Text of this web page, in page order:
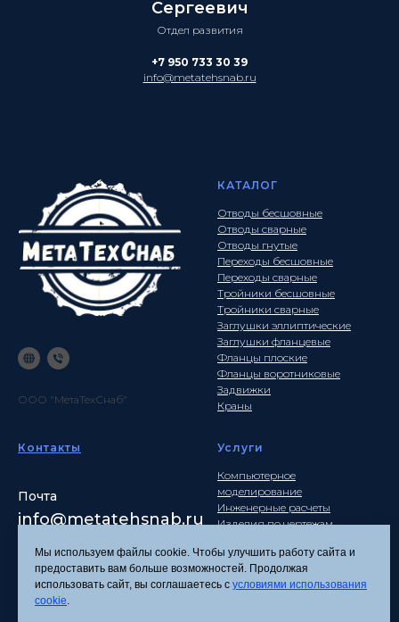
Сергеевич
Отдел развития
+7 950 733 30 39
info@metatehsnab.ru
ООО "МетаТехСнаб"
КАТАЛОГ
Отводы бесшовные
Отводы сварные
Отводы гнутые
Переходы бесшовные
Переходы сварные
Тройники бесшовные
Тройники сварные
Заглушки эллиптические
Заглушки фланцевые
Фланцы плоские
Фланцы воротниковые
Задвижки
Краны
Контакты
Почта
info@metatehsnab.ru
Услуги
Компьютерное
моделирование
Инженерные расчеты
Изделия по чертежам
Политика
Мы используем файлы cookie. Чтобы улучшить работу сайта и
предоставить вам больше возможностей. Продолжая
использовать сайт, вы соглашаетесь с условиями использования
cookie.